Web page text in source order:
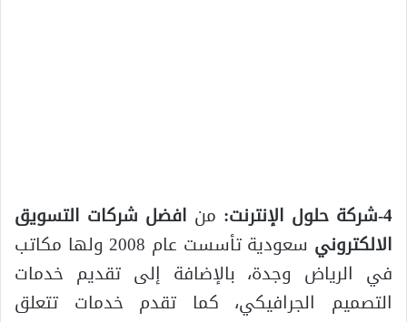
4-شركة حلول الإنترنت: من افضل شركات التسويق
الالكتروني
سعودية تأسست عام 2008 ولها مكاتب
في الرياض وجدة، بالإضافة إلى تقديم خدمات
التصميم الجرافيكي، كما تقدم خدمات تتعلق